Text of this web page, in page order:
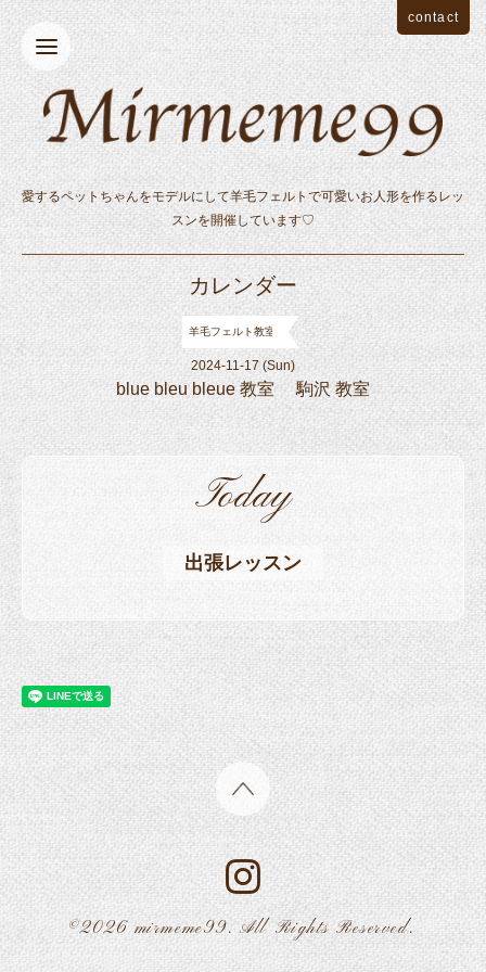
愛するペットちゃんをモデルにして羊毛フェルトで可愛いお人形を作るレッ
スンを開催しています♡
contact
カレンダー
羊毛フェルト教室
2024-11-17 (Sun)
blue bleu bleue 教室 駒沢 教室
Today
出張レッスン
©2026mirmeme99. All Rights Reserved.